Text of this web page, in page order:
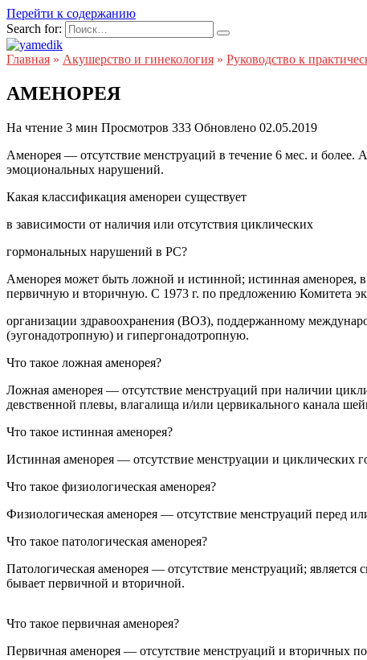
Перейти к содержанию
Search for:
Главная » Акушерство и гинекология » Руководство к
АМЕНОРЕЯ
На чтение 3 мин Просмотров 333 Обновлено 02.05.2019
Аменорея — отсутствие менструаций в течение 6 мес. и
эмоциональных нарушений.
Какая классификация аменореи существует
в зависимости от наличия или отсутствия циклических
гормональных нарушений в РС?
Аменорея может быть ложной и истинной; истинная аменорея, в
первичную и вторичную. С 1973 г. по предложению Комитета
организации здравоохранения (ВОЗ), поддержанному
(эугонадотропную) и гипергонадотропную.
Что такое ложная аменорея?
Ложная аменорея — отсутствие менструаций при наличии
девственной плевы, влагалища и/или цервикального канала
Что такое истинная аменорея?
Истинная аменорея — отсутствие менструации и циклических
Что такое физиологическая аменорея?
Физиологическая аменорея — отсутствие менструаций перед
Что такое патологическая аменорея?
Патологическая аменорея — отсутствие менструаций;
бывает первичной и вторичной.
Что такое первичная аменорея?
Первичная аменорея — отсутствие менструаций и вторичных